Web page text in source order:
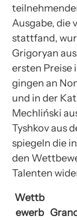
Ausgabe, die
stattfand,
Grigoryan
ersten Preise
gingen an
und in der
Mechliński
Tyshkov aus
spiegeln die
den
Talenten
Wettb
ewerb